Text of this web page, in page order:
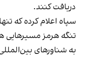
دریافت کنند.
سپاه اعلام کرده که
تنگه هرمز مسیرهایی
به شناورهای